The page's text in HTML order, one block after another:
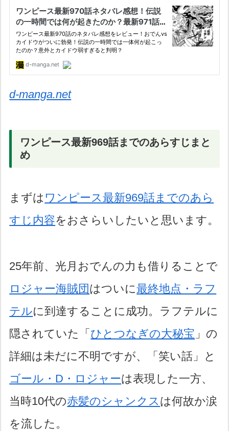
d-manga.net
ワンピース最新969話までのあらすじまと
め
まずは ワンピース最新969話までのあら
すじ内容をおさらいしたいと思います。
25年前、光月おでんの力も借りることで
ロジャー海賊団 はついに最終地点・ラフ
テルに到達することに成功。ラフテルに
隠されていた「 ひとつなぎの大秘宝 」の
詳細は未だに不明ですが、「笑い話」と
ゴール・D・ロジャーは表現した一方、
当時10代の赤髪のシャンクス は何故か涙
を流した。